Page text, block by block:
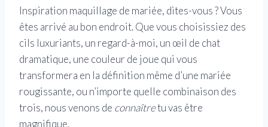
Inspiration maquillage de mariée, dites-vous ? Vous
êtes arrivé au bon endroit. Que vous choisissiez des
cils luxuriants, un regard-à-moi, un œil de chat
dramatique, une couleur de joue qui vous
transformera en la définition même d’une mariée
rougissante, ou n’importe quelle combinaison des
trois, nous venons de connaîtretu vas être
magnifique.